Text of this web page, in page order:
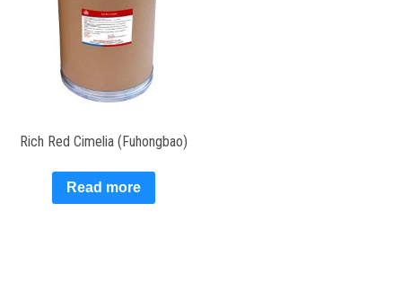
Rich Red Cimelia (Fuhongbao)
Read more